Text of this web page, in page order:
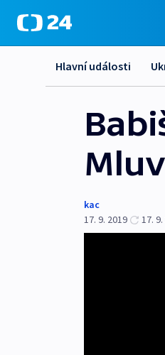
Hlavní události
kac
17. 9. 2019
17.